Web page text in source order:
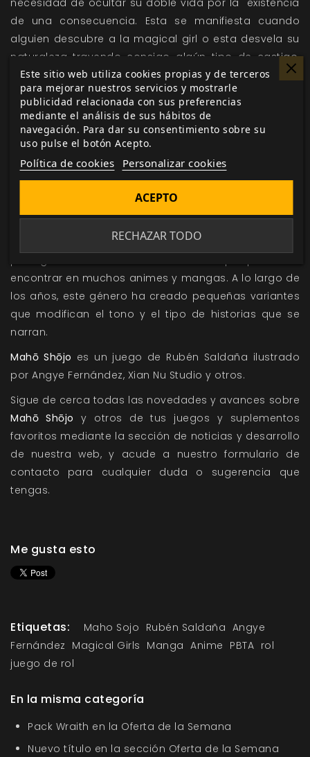
necesidad de ocultar su doble vida por la existencia
de una consecuencia. Esta se manifiesta cuando
alguien descubre a la magical girl o esta desvela su
naturaleza trayendo consigo algún tipo de castigo,
sufrimiento o problema, lo que hace que deba ser
mantenido en secreto salvo con otros seres
mágicos.
CONSIGUE MAHŌ SHŌJO
género mahō shōjo, nacido del manga y el anime
papel de una magical girl, similares a los
encontrar en muchos animes y mangas. A lo largo de
los años, este género ha creado pequeñas variantes
que modifican el tono y el tipo de historias que se
narran.
Mahō Shōjo es un juego de Rubén Saldaña ilustrado
por Angye Fernández, Xian Nu Studio y otros.
Sigue de cerca todas las novedades y avances sobre
Mahō Shōjo y otros de tus juegos y suplementos
favoritos mediante la sección de noticias y desarrollo
de nuestra web, y acude a nuestroformulario de
contacto para cualquier duda o sugerencia que
tengas.
Me gusta esto
Etiquetas: Maho Sojo Rubén Saldaña Angye
Fernández Magical Girls Manga Anime PBTA rol
juego de rol
En la misma categoría
Pack Wraith en la Oferta de la Semana
Nuevo título en la sección Oferta de la Semana
Este sitio web utiliza cookies propias y de terceros
para mejorar nuestros servicios y mostrarle
publicidad relacionada con sus preferencias
mediante el análisis de sus hábitos de
navegación. Para dar su consentimiento sobre su
uso pulse el botón Acepto.
Política de cookies Personalizar cookies
RECHAZAR TODO
ACEPTO